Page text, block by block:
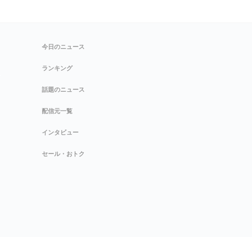
今日のニュース
ランキング
話題のニュース
配信元一覧
インタビュー
セール・おトク